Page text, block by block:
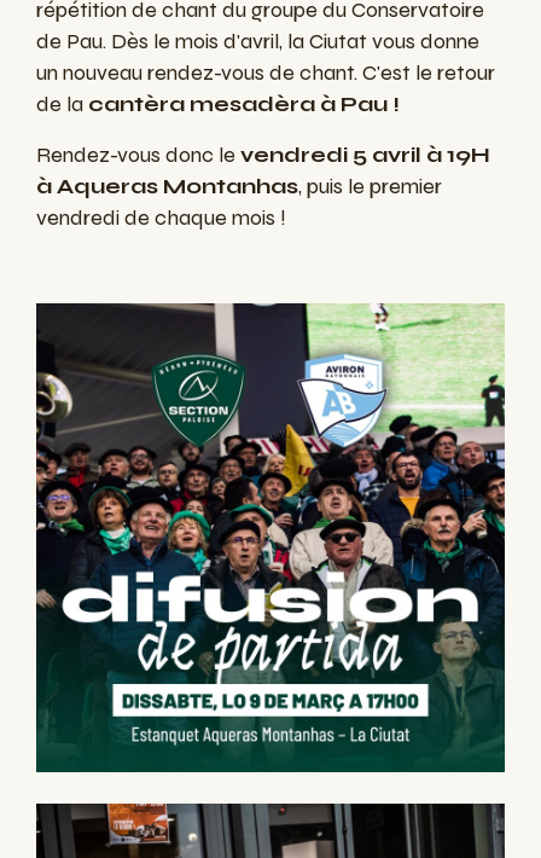
répétition de chant du groupe du Conservatoire
de Pau. Dès le mois d'avril, la Ciutat vous donne
un nouveau rendez-vous de chant. C'est le retour
de la cantèra mesadèra à Pau !
Rendez-vous donc le vendredi 5 avril à 19H
à Aqueras Montanhas, puis le premier
vendredi de chaque mois !